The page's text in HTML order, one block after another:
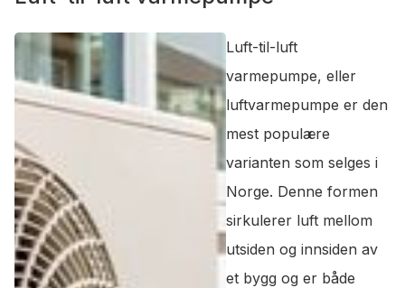
Luft-til-luft
varmepumpe, eller
luftvarmepumpe er den
mest populære
varianten som selges i
Norge. Denne formen
sirkulerer luft mellom
utsiden og innsiden av
et bygg og er både